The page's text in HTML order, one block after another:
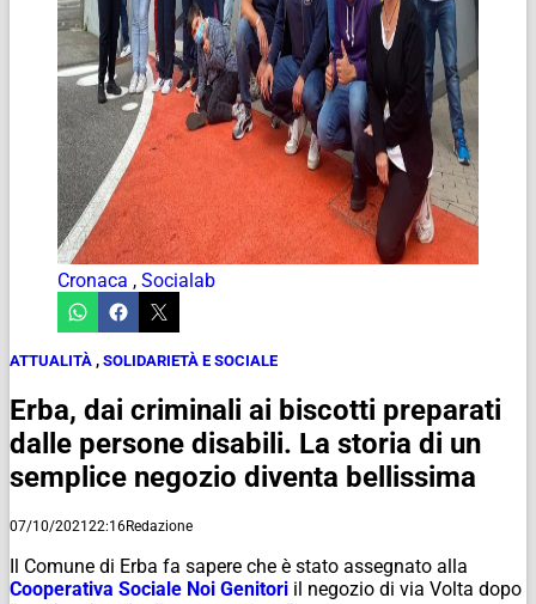
Cronaca , Socialab
ATTUALITÀ , SOLIDARIETÀ E SOCIALE
Erba, dai criminali ai biscotti preparati
dalle persone disabili. La storia di un
semplice negozio diventa bellissima
07/10/202122:16Redazione
Il Comune di Erba fa sapere che è stato assegnato alla
Cooperativa Sociale Noi Genitori il negozio di via Volta dopo